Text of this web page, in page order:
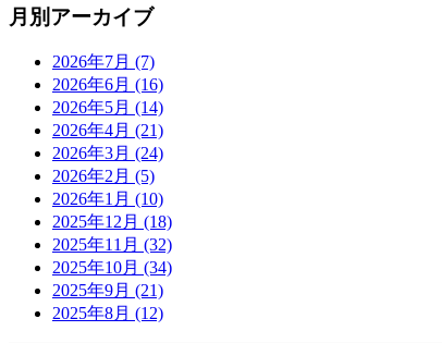
月別アーカイブ
2026年7月 (7)
2026年6月 (16)
2026年5月 (14)
2026年4月 (21)
2026年3月 (24)
2026年2月 (5)
2026年1月 (10)
2025年12月 (18)
2025年11月 (32)
2025年10月 (34)
2025年9月 (21)
2025年8月 (12)